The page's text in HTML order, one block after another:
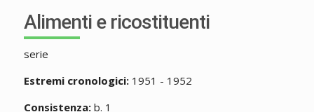
Alimenti e ricostituenti
serie
Estremi cronologici:1951 - 1952
Consistenza:b. 1